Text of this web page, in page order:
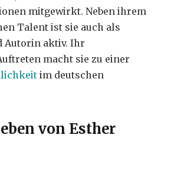
mitgewirkt. Neben ihrem
Talent ist sie auch als
Autorin aktiv. Ihr
macht sie zu einer
im deutschen
von Esther